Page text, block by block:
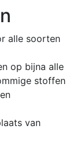
alle soorten
op bijna alle
stoffen
van